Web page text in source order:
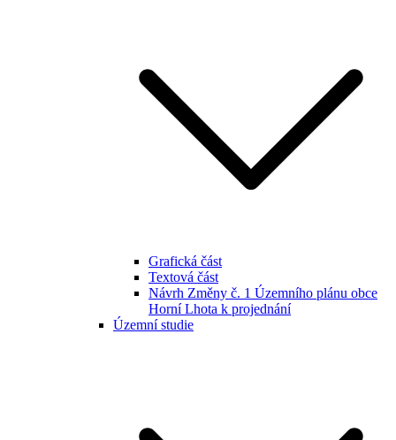
Grafická část
Textová část
Návrh Změny č. 1 Územního plánu obce
Horní Lhota k projednání
Územní studie